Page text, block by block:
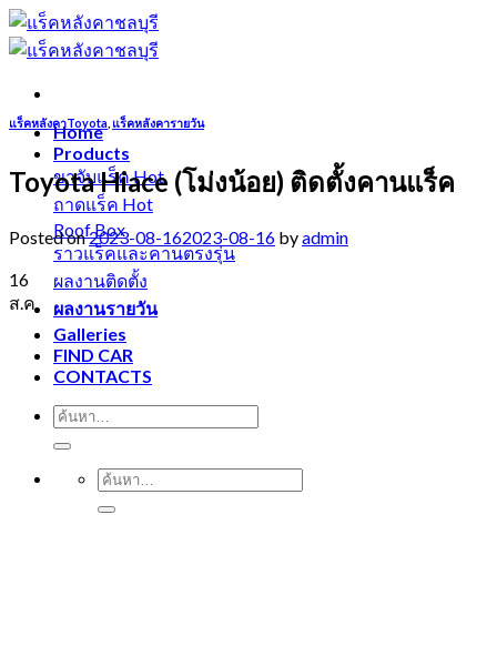
Skip
to
content
Home
Products
ขาจับแร็ค
ถาดแร็ค
Roof Box
ราวแร็คและคานตรงรุ่น
ผลงานติดตั้ง
ผลงานรายวัน
Galleries
FIND CAR
CONTACTS
แร็คหลังคาToyota แร็คหลังคารายวัน
Toyota Hiace (โม่งน้อย) ติดตั้งคานแร็ค
Posted on2023-08-162023-08-16 byadmin
16
ส.ค.